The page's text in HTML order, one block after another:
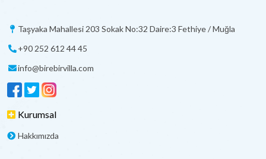
Taşyaka Mahallesi 203 Sokak No:32 Daire:3 Fethiye / Muğla
+90 252 612 44 45
info@birebirvilla.com
Kurumsal
Hakkımızda